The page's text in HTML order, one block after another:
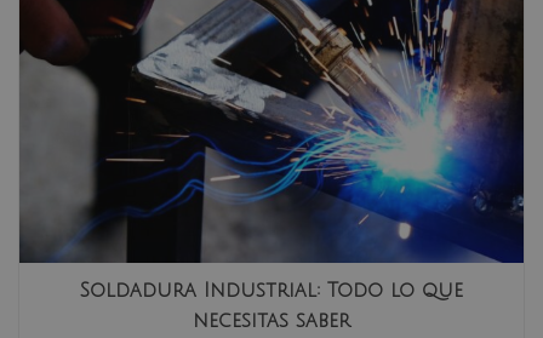
Soldadura Industrial: Todo lo que
necesitas saber